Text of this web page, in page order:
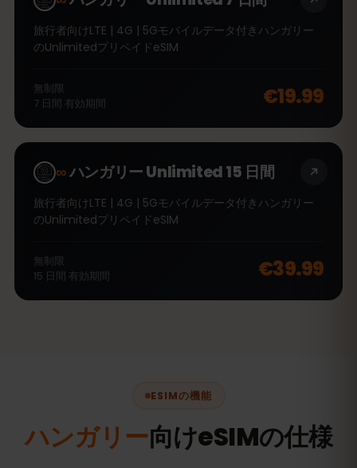
旅行者向けLTE | 4G | 5Gモバイルデータ付きハンガリー
のUnlimitedプリペイドeSIM
無制限
7 日間 有効期間 €19.99
∞ハンガリー Unlimited 15 日間
旅行者向けLTE | 4G | 5Gモバイルデータ付きハンガリー
のUnlimitedプリペイドeSIM
無制限
15 日間 有効期間 €39.99
ESIMの機能
ハンガリー向けeSIMの仕様